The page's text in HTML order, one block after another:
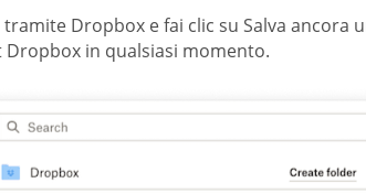
Dropbox e fai clic su Salva ancora
in qualsiasi momento.